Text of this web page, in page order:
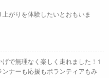
がりを体験したいとおもいま
で無理なく楽しく走れました！1
ナーも応援もボランティアもみ